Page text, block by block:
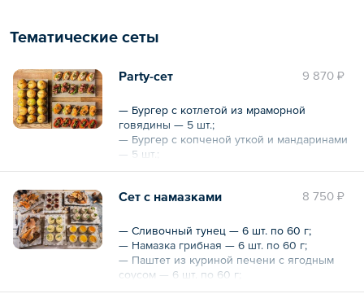
Общий вес – 0.6 кг
Тематические сеты
9 870 ₽
Party-сет
— Бургер с котлетой из мраморной
говядины — 5 шт.;
— Бургер с копченой уткой и мандаринами
— 5 шт.;
— Бургер с ростбифом — 5 шт.;
— Брускетта с томатами — 5 шт.;
— Брускетта с ростбифом — 5 шт.
Общий вес – 2050 г
8 750 ₽
Сет с намазками
— Сливочный тунец — 6 шт. по 60 г;
— Намазка грибная — 6 шт. по 60 г;
— Паштет из куриной печени с ягодным
соусом — 6 шт. по 60 г;
— Паштет из курицы с апельсиновым желе